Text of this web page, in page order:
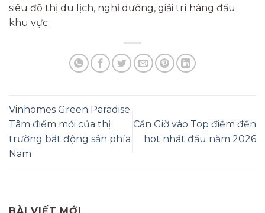
siêu đô thị du lịch, nghỉ dưỡng, giải trí hàng đầu
khu vực.
Vinhomes Green Paradise:
Tâm điểm mới của thị
trường bất động sản phía
Nam
Cần Giờ vào Top điểm đến
hot nhất đầu năm 2026